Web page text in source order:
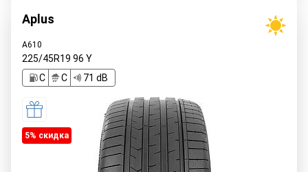
Aplus
A610
225/45R19 96 Y
C
C 71 dB
5% cкидка